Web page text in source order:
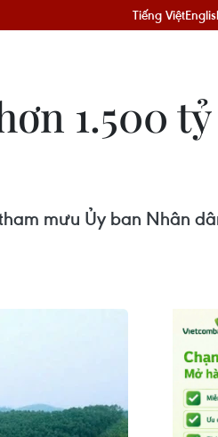
Tiếng Việt
1.500
mưu Ủy ban Nhân